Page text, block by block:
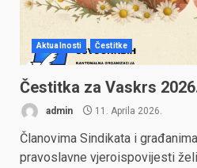
Aktualnosti Čestitke
Čestitka za Vaskrs
admin 11. Aprila 2026.
Članovima Sindikata i
pravoslavne vjeroispovijesti